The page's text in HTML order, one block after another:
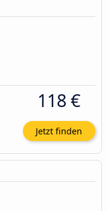
118 €
Jetzt finden